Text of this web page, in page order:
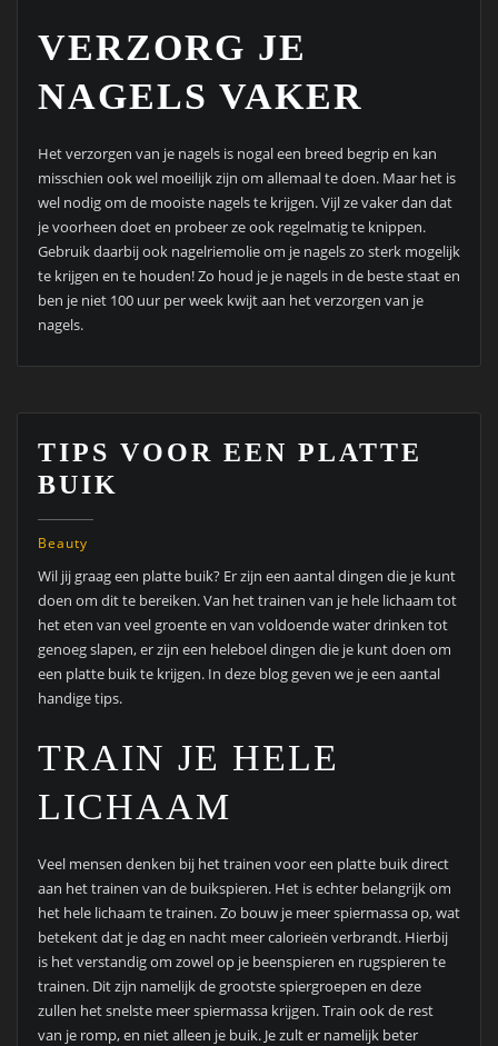
VERZORG JE
NAGELS VAKER
Het verzorgen van je nagels is nogal een breed begrip en kan
misschien ook wel moeilijk zijn om allemaal te doen. Maar het is
wel nodig om de mooiste nagels te krijgen. Vijl ze vaker dan dat
je voorheen doet en probeer ze ook regelmatig te knippen.
Gebruik daarbij ook nagelriemolie om je nagels zo sterk mogelijk
te krijgen en te houden! Zo houd je je nagels in de beste staat en
ben je niet 100 uur per week kwijt aan het verzorgen van je
nagels.
TIPS VOOR EEN PLATTE
BUIK
Beauty
Wil jij graag een platte buik? Er zijn een aantal dingen die je kunt
doen om dit te bereiken. Van het trainen van je hele lichaam tot
het eten van veel groente en van voldoende water drinken tot
genoeg slapen, er zijn een heleboel dingen die je kunt doen om
een platte buik te krijgen. In deze blog geven we je een aantal
handige tips.
TRAIN JE HELE
LICHAAM
Veel mensen denken bij het trainen voor een platte buik direct
aan het trainen van de buikspieren. Het is echter belangrijk om
het hele lichaam te trainen. Zo bouw je meer spiermassa op, wat
betekent dat je dag en nacht meer calorieën verbrandt. Hierbij
is het verstandig om zowel op je beenspieren en rugspieren te
trainen. Dit zijn namelijk de grootste spiergroepen en deze
zullen het snelste meer spiermassa krijgen. Train ook de rest
van je romp, en niet alleen je buik. Je zult er namelijk beter